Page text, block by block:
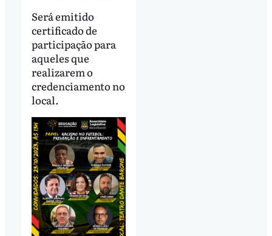
Será emitido
certificado de
participação para
aqueles que
realizarem o
credenciamento no
local.